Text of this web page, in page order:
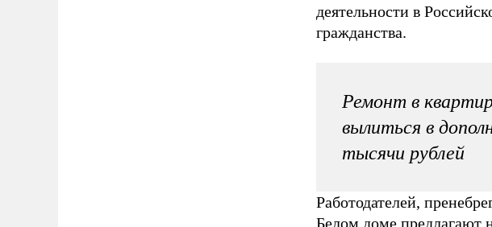
деятельности в
гражданства.
Ремонт в
вылиться в
тысячи рублей
Работодателей,
Белом доме предлагают